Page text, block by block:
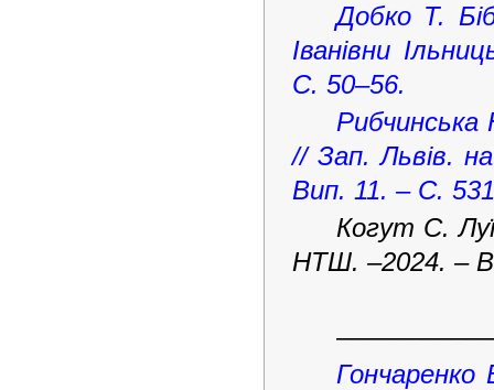
Добко Т.
Іванівни
С. 50–56.
Рибчинська
// Зап. Львів.
Вип. 11. – С.
Когут С.
НТШ. –2024. –
Гончаренко